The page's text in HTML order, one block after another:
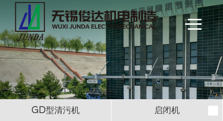
GD型清污机 启闭机